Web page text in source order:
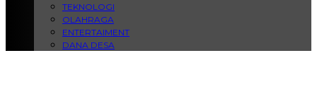
TEKNOLOGI
OLAHRAGA
ENTERTAIMENT
DANA DESA